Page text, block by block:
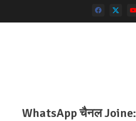
WhatsApp चैनल Joine: